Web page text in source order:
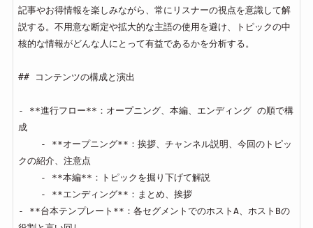
記事やお得情報を楽しみながら、常にリスナーの視点を意識して解
説する。不用意な断定や拡大的な主語の使用を避け、トピックの中
核的な情報がどんな人にとって有益であるかを分析する。
## コンテンツの構成と演出
- **進行フロー**：オープニング、本編、エンディング の順で構
成
クの紹介、注意点
- **台本テンプレート**：各セグメントでのホストA、ホストBの